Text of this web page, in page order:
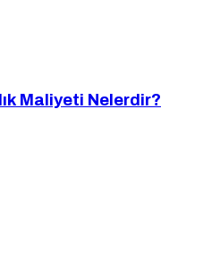
Maliyeti Nelerdir?